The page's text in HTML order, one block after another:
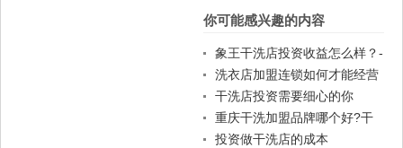
你可能感兴趣的内容
象王干洗店投资收益怎么样？-
会员卡打开双赢模式
洗衣店加盟连锁如何才能经营
好？
干洗店投资需要细心的你
重庆干洗加盟品牌哪个好?干
洗加盟品牌有哪些?
投资做干洗店的成本